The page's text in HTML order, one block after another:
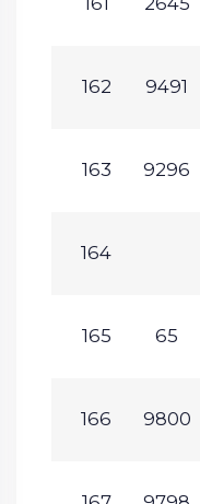
162 9491
163 9296
164
165 65
166 9800